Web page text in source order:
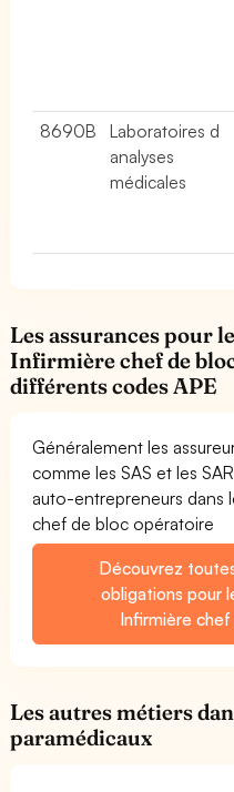
8690B
Laboratoires d
analyses
médicales
Les assurances pour
Infirmière chef de
différents codes APE
Généralement les
comme les SAS et les
auto-entrepreneurs dans
chef de bloc opératoire
Découvrez
obligations pour
Infirmière
Les autres métiers
paramédicaux